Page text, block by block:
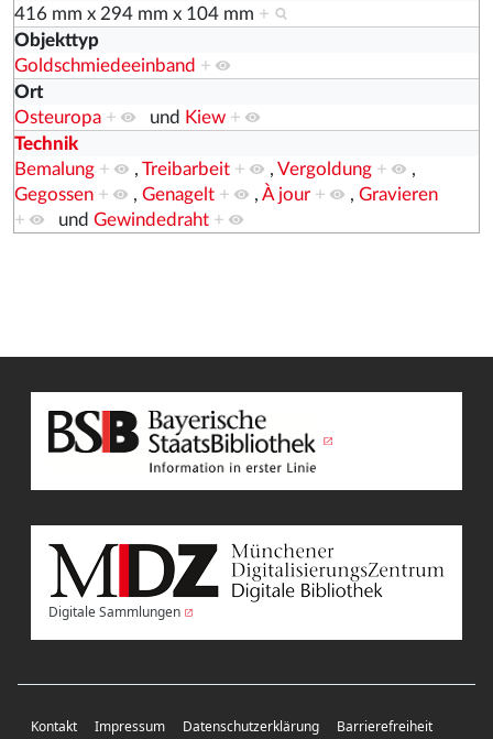
416 mm x 294 mm x 104 mm +
Objekttyp
Goldschmiedeeinband +
Ort
Osteuropa + und Kiew +
Technik
Bemalung + , Treibarbeit + , Vergoldung +
,
Gegossen + , Genagelt + , À jour + , Gravieren
+
und Gewindedraht +
Digitale Sammlungen
Kontakt Impressum Datenschutzerklärung Barrierefreiheit